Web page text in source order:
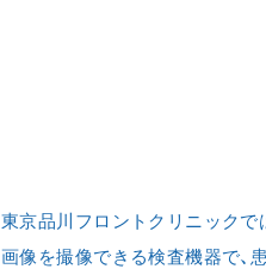
東京品川フロントクリニックで
画像を撮像できる検査機器で、